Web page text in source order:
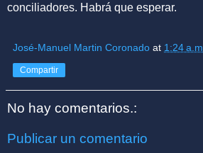
conciliadores. Habrá que esperar.
José-Manuel Martin Coronado at 1:24 a.m.
Compartir
No hay comentarios.:
Publicar un comentario